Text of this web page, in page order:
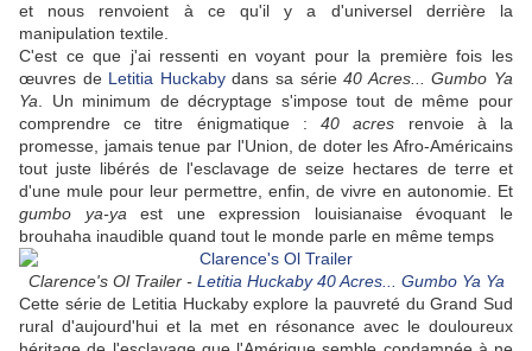
et nous renvoient à ce qu'il y a d'universel derrière la
manipulation textile.
C'est ce que j'ai ressenti en voyant pour la première fois les
œuvres de Letitia Huckabydans sa série40 Acres... Gumbo Ya
Ya . Un minimum de décryptage s'impose tout de même pour
comprendre ce titre énigmatique :40 acres renvoie à la
promesse, jamais tenue par l'Union, de doter les Afro-Américains
tout juste libérés de l'esclavage de seize hectares de terre et
d'une mule pour leur permettre, enfin, de vivre en autonomie. Et
gumbo ya-ya est une expression louisianaise évoquant le
brouhaha inaudible quand tout le monde parle en même temps
Clarence's Ol Trailer - Letitia Huckaby 40 Acres... Gumbo Ya Ya
Cette série de Letitia Huckaby explore la pauvreté du Grand Sud
rural d'aujourd'hui et la met en résonance avec le douloureux